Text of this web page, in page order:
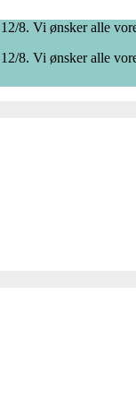
8. Vi ønsker alle
8. Vi ønsker alle